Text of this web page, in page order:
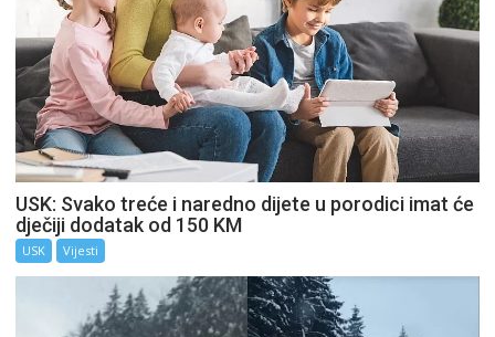
USK: Svako treće i naredno dijete u porodici imat će
dječiji dodatak od 150 KM
USK Vijesti